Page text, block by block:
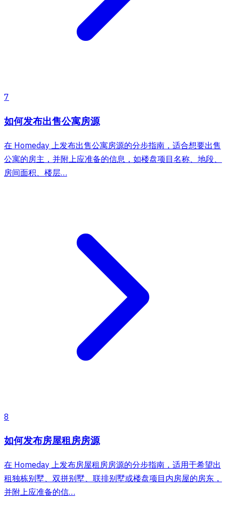
7
如何发布出售公寓房源
在 Homeday 上发布出售公寓房源的分步指南，适合想要出售
公寓的房主，并附上应准备的信息，如楼盘项目名称、地段、
房间面积、楼层…
8
如何发布房屋租房房源
在 Homeday 上发布房屋租房房源的分步指南，适用于希望出
租独栋别墅、双拼别墅、联排别墅或楼盘项目内房屋的房东，
并附上应准备的信…